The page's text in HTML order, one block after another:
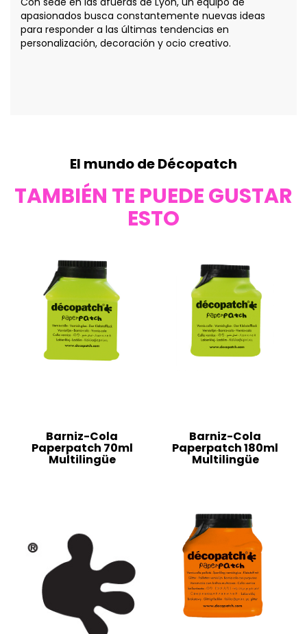
apasionados busca constantemente nuevas ideas
para responder a las últimas tendencias en
personalización, decoración y ocio creativo.
El mundo de Décopatch
TAMBIÉN TE PUEDE GUSTAR
ESTO
Barniz-Cola
Paperpatch 70ml
Multilingüe
Barniz-Cola
Paperpatch 180ml
Multilingüe